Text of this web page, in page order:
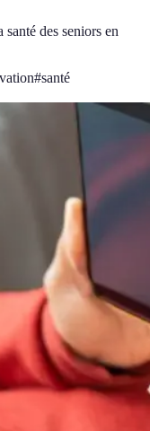
des seniors en
#santé